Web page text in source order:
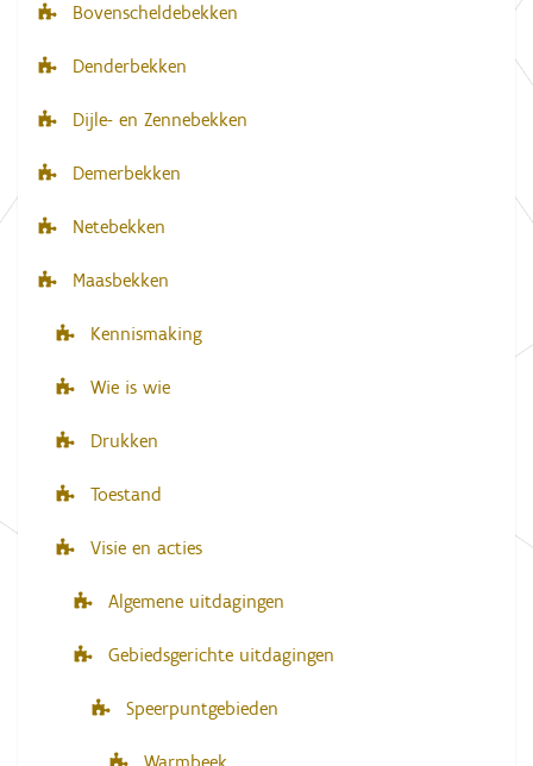
Bovenscheldebekken
Denderbekken
Dijle- en Zennebekken
Demerbekken
Netebekken
Maasbekken
Kennismaking
Wie is wie
Drukken
Toestand
Visie en acties
Algemene uitdagingen
Gebiedsgerichte uitdagingen
Speerpuntgebieden